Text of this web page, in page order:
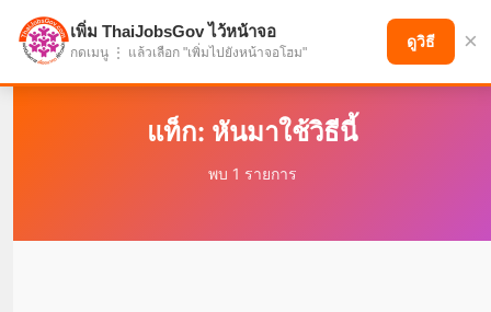
แบ่งปันโอกาส เพื่ออนาคตที่ก้าวหน้า
แท็ก: หันมาใช้วิธีนี้
พบ 1 รายการ
เพิ่ม ThaiJobsGov ไว้หน้าจอ
กดเมนู ⋮ แล้วเลือก "เพิ่มไปยังหน้าจอโฮม"
ดูวิธี ×